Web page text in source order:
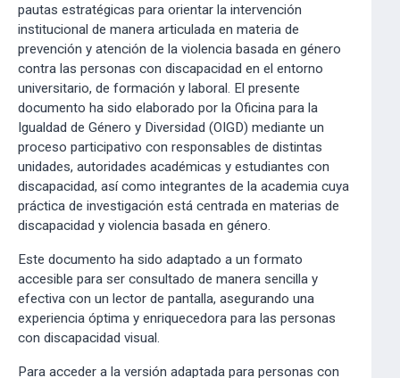
pautas estratégicas para orientar la intervención
institucional de manera articulada en materia de
prevención y atención de la violencia basada en género
contra las personas con discapacidad en el entorno
universitario, de formación y laboral. El presente
documento ha sido elaborado por la Oficina para la
Igualdad de Género y Diversidad (OIGD) mediante un
proceso participativo con responsables de distintas
unidades, autoridades académicas y estudiantes con
discapacidad, así como integrantes de la academia cuya
práctica de investigación está centrada en materias de
discapacidad y violencia basada en género.
Este documento ha sido adaptado a un formato
accesible para ser consultado de manera sencilla y
efectiva con un lector de pantalla, asegurando una
experiencia óptima y enriquecedora para las personas
con discapacidad visual.
Para acceder a la versión adaptada para personas con